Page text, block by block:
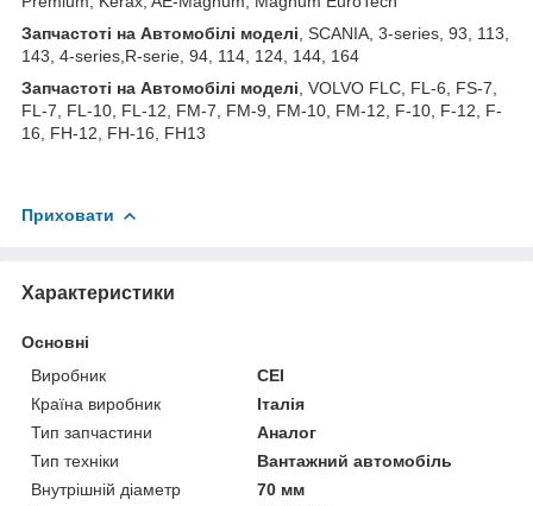
Запчастоті на Автомобілі моделі , SCANIA, 3-series, 93, 113,
143, 4-series,R-serie, 94, 114, 124, 144, 164
Запчастоті на Автомобілі моделі , VOLVO FLC, FL-6, FS-7,
FL-7, FL-10, FL-12, FM-7, FM-9, FM-10, FM-12, F-10, F-12, F-
16, FH-12, FH-16, FH13
Приховати
Характеристики
Основні
Виробник
CEI
Країна виробник
Італія
Тип запчастини
Аналог
Тип техніки
Вантажний автомобіль
Внутрішній діаметр
70 мм